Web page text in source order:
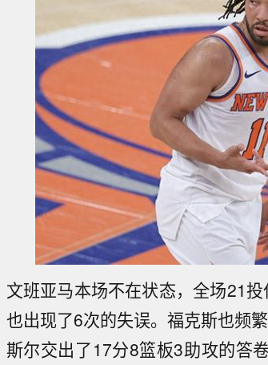
文班亚马本场不在状态，全场21
也出现了6次的失误。福克斯也频
斯尔交出了17分8篮板3助攻的答